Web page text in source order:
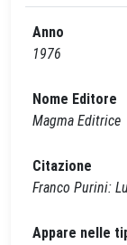
Anno
1976
Nome Editore
Magma Editrice
Citazione
Franco Purini:
Appare nelle